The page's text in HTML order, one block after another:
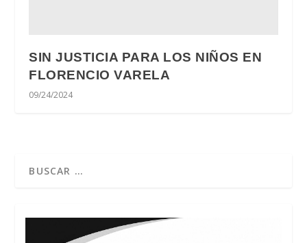
SIN JUSTICIA PARA LOS NIÑOS EN
FLORENCIO VARELA
09/24/2024